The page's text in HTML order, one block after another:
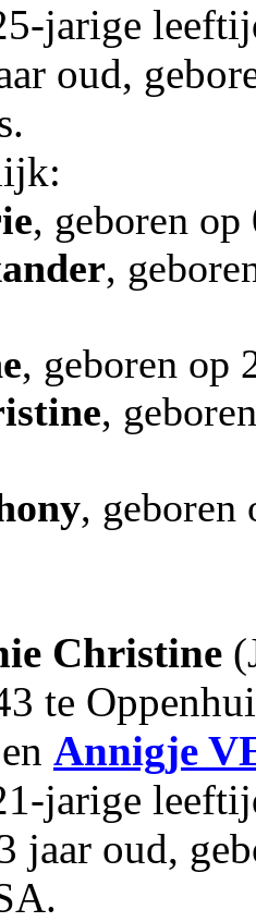
jarige
oud,
, geboren
,
, geboren op
,
, geboren
Christine
te
Annigje
jarige
jaar oud,